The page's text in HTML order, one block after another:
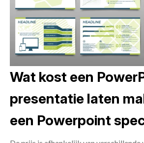
Wat kost een
presentatie laten
een Powerpoint